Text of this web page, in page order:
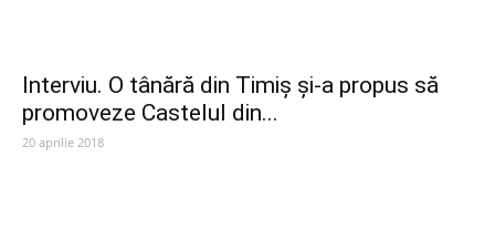
Interviu. O tânără din Timiș și-a propus să
promoveze Castelul din...
20 aprilie 2018